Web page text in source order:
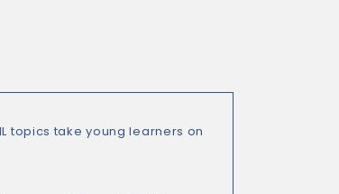
topics take young learners on